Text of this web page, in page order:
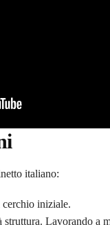
italiano:
iniziale.
Lavorando a